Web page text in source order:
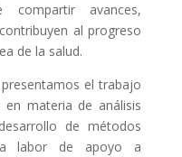
avances,
al progreso
de la salud.
el trabajo
en materia de análisis
de métodos
labor de apoyo a